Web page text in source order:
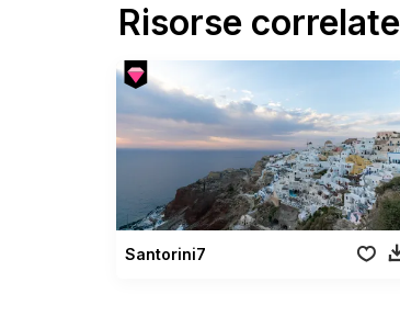
Risorse correlate
Santorini7